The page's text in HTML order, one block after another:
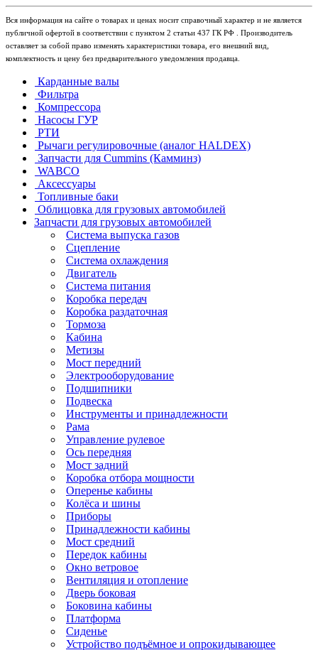
Вся информация на сайте о товарах и ценах носит справочный характер и не является
публичной офертой в соответствии с пунктом 2 статьи 437 ГК РФ . Производитель
оставляет за собой право изменять характеристики товара, его внешний вид,
комплектность и цену без предварительного уведомления продавца.
Карданные валы
Фильтра
Компрессора
Насосы ГУР
РТИ
Рычаги регулировочные (аналог HALDEX)
Запчасти для Cummins (Камминз)
WABCO
Аксессуары
Топливные баки
Облицовка для грузовых автомобилей
Запчасти для грузовых автомобилей
Система выпуска газов
Сцепление
Система охлаждения
Двигатель
Система питания
Коробка передач
Коробка раздаточная
Тормоза
Кабина
Метизы
Мост передний
Электрооборудование
Подшипники
Подвеска
Инструменты и принадлежности
Рама
Управление рулевое
Ось передняя
Мост задний
Коробка отбора мощности
Оперенье кабины
Колёса и шины
Приборы
Принадлежности кабины
Мост средний
Передок кабины
Окно ветровое
Вентиляция и отопление
Дверь боковая
Боковина кабины
Платформа
Сиденье
Устройство подъёмное и опрокидывающее